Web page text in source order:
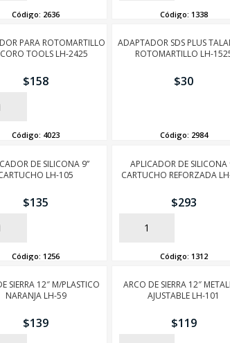
Código: 2636 Código: 1338
PARA ROTOMARTILLO
CORO TOOLS LH-2425
$158
Código: 4023
ADAPTADOR SDS PLUS
ROTOMARTILLO LH-
$30
Código: 2984
DE SILICONA 9”
LH-105
$135
Código:1256
APLICADOR DE SILICONA
CARTUCHO REFORZADA
$293
AÑADIR
Código: 1312
SIERRA 12″ M/PLASTICO
NARANJA LH-59
$139
ARCO DE SIERRA 12″
AJUSTABLE LH-101
$119